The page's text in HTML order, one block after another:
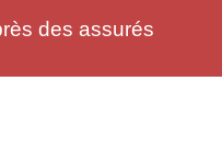
des assurés